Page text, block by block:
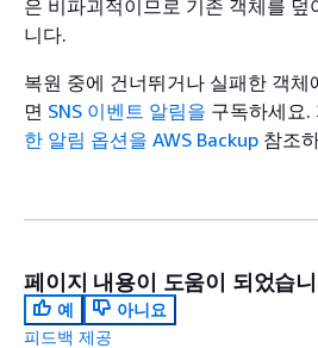
은 비파괴적이므로 기존 객체를
니다.
복원 중에 건너뛰거나 실패한 객체
면 SNS 이벤트 알림을 구독하세요.
한 알림 옵션을 AWS Backup 참조
페이지 내용이 도움이 되었습
예
아니요
피드백 제공